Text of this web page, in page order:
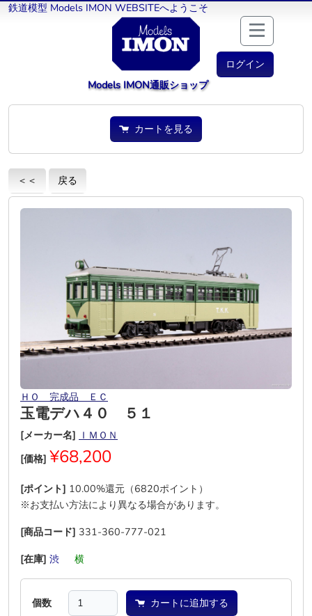
鉄道模型 Models IMON WEBSITEへようこそ
ログイン
Models IMON通販ショップ
カートを見る
＜＜ 戻る
ＨＯ 完成品 ＥＣ
玉電デハ４０ ５１
[メーカー名] ＩＭＯＮ
[価格] ¥68,200
[ポイント] 10.00%還元（6820ポイント）
※お支払い方法により異なる場合があります。
[商品コード] 331-360-777-021
[在庫] 渋 横
個数 カートに追加する